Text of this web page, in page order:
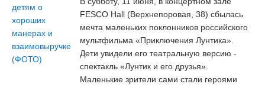
FESCO Hall (Верхнепоровая, 38) сбылась
мечта маленьких поклонников российского
мультфильма «Приключения Лунтика».
Дети увидели его театральную версию -
спектакль «Лунтик и его друзья».
Маленькие зрители сами стали героями